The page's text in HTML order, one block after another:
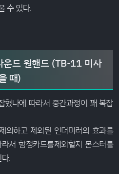
수 있다.
드 원핸드 (TB-11 미사
때)
혔나에 따라서 중간과정이 꽤 복잡
외하고 제외된 인더미러의 효과를
서 함정카드를제외할지 몬스터를
.